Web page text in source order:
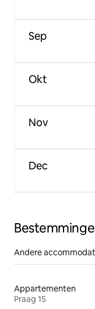
Sep
Okt
Nov
Dec
Andere
Appartementen
Praag 15